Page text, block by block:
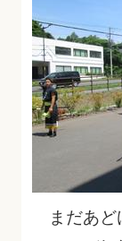
まだあど